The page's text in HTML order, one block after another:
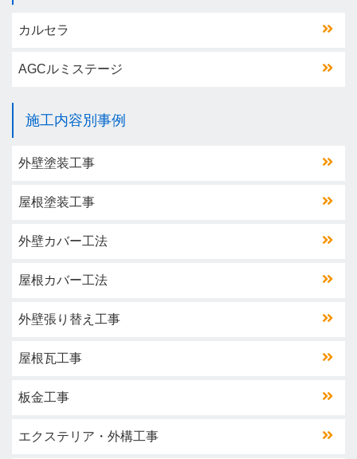
カルセラ
AGCルミステージ
施工内容別事例
外壁塗装工事
屋根塗装工事
外壁カバー工法
屋根カバー工法
外壁張り替え工事
屋根瓦工事
板金工事
エクステリア・外構工事